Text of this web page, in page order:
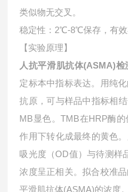
类似物无交叉。
稳定性：2℃-8℃保存，有效
【实验原理】
人抗平滑肌抗体(ASMA)检
定标本中指标表达。用纯
抗原，可与样品中指标相
MB显色。TMB在HRP酶
作用下转化成最终的黄色
吸光度（OD值）与待测样
浓度呈正相关。拟合校准
平滑肌抗体(ASMA)的浓度。